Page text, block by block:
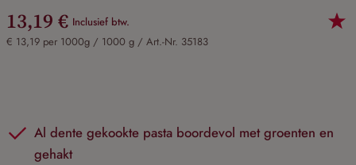
13,19 € Inclusief btw.
€ 13,19 per 1000g / 1000 g / Art.-Nr. 35183
Al dente gekookte pasta boordevol met groenten en
gehakt